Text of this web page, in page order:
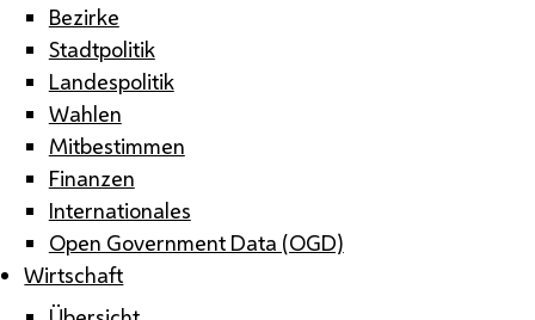
Bezirke
Stadtpolitik
Landespolitik
Wahlen
Mitbestimmen
Finanzen
Internationales
Open Government Data (OGD)
Wirtschaft